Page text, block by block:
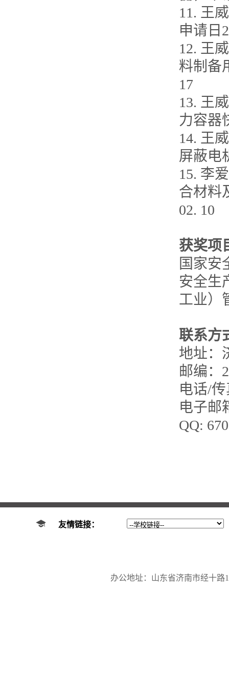
11. 王
申请日
12. 王
料制备
17
13. 王
力容器
14. 王
屏蔽电
15. 李
合材料
02. 10
获奖项
国家安
安全生
工业）
联系方
地址：
邮编：
电话/传
电子邮
QQ:
友情链接：
办公地址：山东省济南市经十路